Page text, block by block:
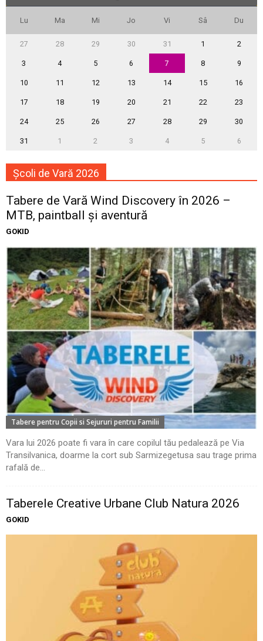
Lu Ma Mi Jo Vi Sâ Du
27 28 29 30 31 1 2
3 4 5 6 7 8 9
10 11 12 13 14 15 16
17 18 19 20 21 22 23
24 25 26 27 28 29 30
31 1 2 3 4 5 6
Școli de Vară 2026
Tabere de Vară Wind Discovery în 2026 –
MTB, paintball și aventură
GOKID
Tabere pentru Copii si Sejururi pentru Familii
Vara lui 2026 poate fi vara în care copilul tău pedalează pe Via
Transilvanica, doarme la cort sub Sarmizegetusa sau trage prima
rafală de...
Taberele Creative Urbane Club Natura 2026
GOKID